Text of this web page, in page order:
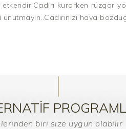
kurarken rüzgar
hava
biri size uygun olabilir